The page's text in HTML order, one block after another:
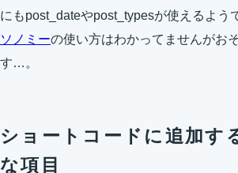
にもpost_dateやpost_typesが使えるよう
ソノミーの使い方はわかってませんがお
す…。
ショートコードに追加す
な項目